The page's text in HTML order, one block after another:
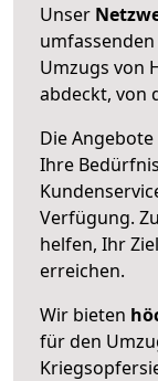
Unser
Umzugs von
abdeckt, von
Die
Ihre
Verfügung.
helfen, Ihr Ziel
erreichen.
Wir bieten
für den